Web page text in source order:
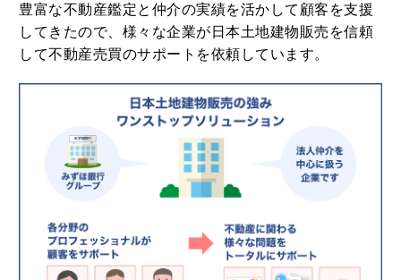
豊富な不動産鑑定と仲介の実績を活かして顧客を支援
してきたので、様々な企業が日本土地建物販売を信頼
して不動産売買のサポートを依頼しています。